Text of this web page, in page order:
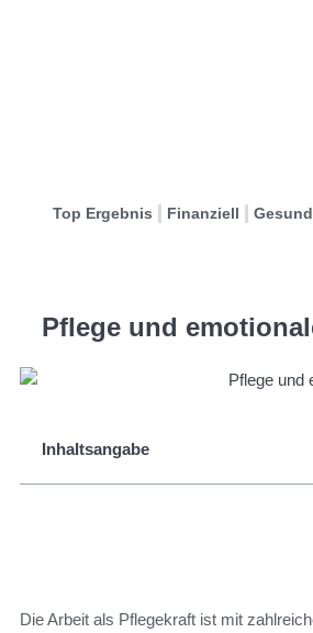
Top Ergebnis Finanziell
Pflege und
Inhaltsangabe
Die Arbeit als Pflegekraft ist mit